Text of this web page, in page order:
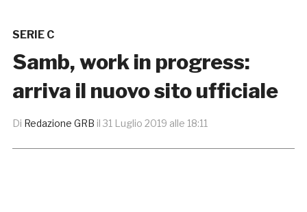
SERIE C
Samb, work in progress:
arriva il nuovo sito ufficiale
Di Redazione GRB il 31 Luglio 2019 alle 18:11